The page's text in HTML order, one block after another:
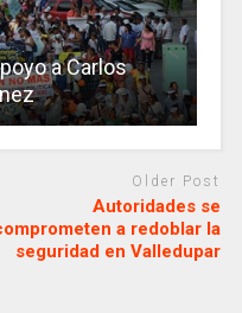
a Carlos
Older Post
Autoridades se
a redoblar la
seguridad en Valledupar